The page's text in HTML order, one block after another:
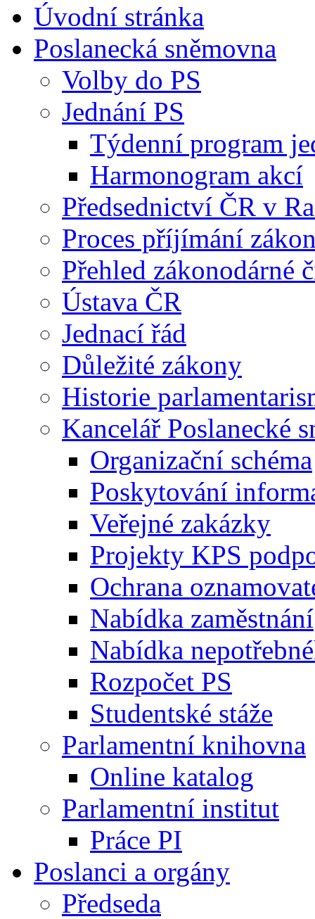
Úvodní stránka
Poslanecká sněmovna
Volby do PS
Jednání PS
Týdenní program
Harmonogram akcí
Předsednictví ČR v
Proces příjímání
Přehled zákonodárné
Ústava ČR
Jednací řád
Důležité zákony
Historie
Kancelář Poslanecké
Organizační schéma
Poskytování
Veřejné zakázky
Projekty KPS
Ochrana
Nabídka zaměstnání
Nabídka
Rozpočet PS
Studentské stáže
Parlamentní knihovna
Online katalog
Parlamentní institut
Práce PI
Poslanci a orgány
Předseda